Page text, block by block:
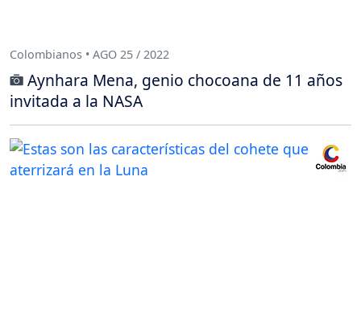
Colombianos • AGO 25 / 2022
Aynhara Mena, genio chocoana de 11 años
invitada a la NASA